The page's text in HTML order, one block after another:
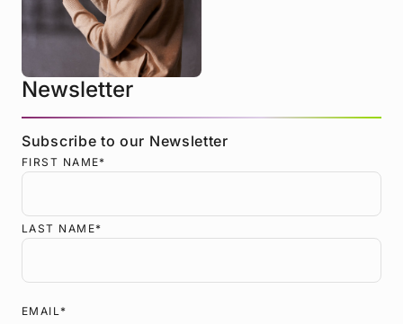
Newsletter
Subscribe to our Newsletter
FIRST NAME*
LAST NAME*
EMAIL*